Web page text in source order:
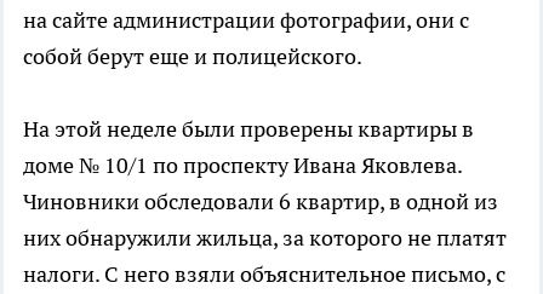
на сайте администрации фотографии, они с
собой берут еще и полицейского.
На этой неделе были проверены квартиры в
доме № 10/1 по проспекту Ивана Яковлева.
Чиновники обследовали 6 квартир, в одной из
них обнаружили жильца, за которого не платят
налоги. С него взяли объяснительное письмо, с